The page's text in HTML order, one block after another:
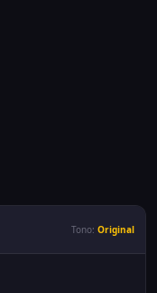
Tono: Original